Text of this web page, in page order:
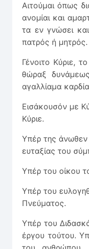
Αιτούμαι όπως
ανομίαι και
τα εν γνώσει
πατρός ή μητρός.
Γένοιτο Κύριε,
θώραξ
αγαλλίαμα
Εισάκουσόν με
Κύριε.
Υπέρ της άνωθεν
ευταξίας του
Υπέρ του οίκου
Υπέρ του
Πνεύματος.
Υπέρ του
έργου τούτου.